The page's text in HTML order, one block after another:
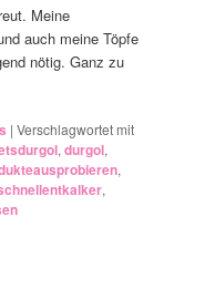
Meine
auch meine Töpfe
nötig. Ganz zu
|Verschlagwortet mit
,durgol,
,
,